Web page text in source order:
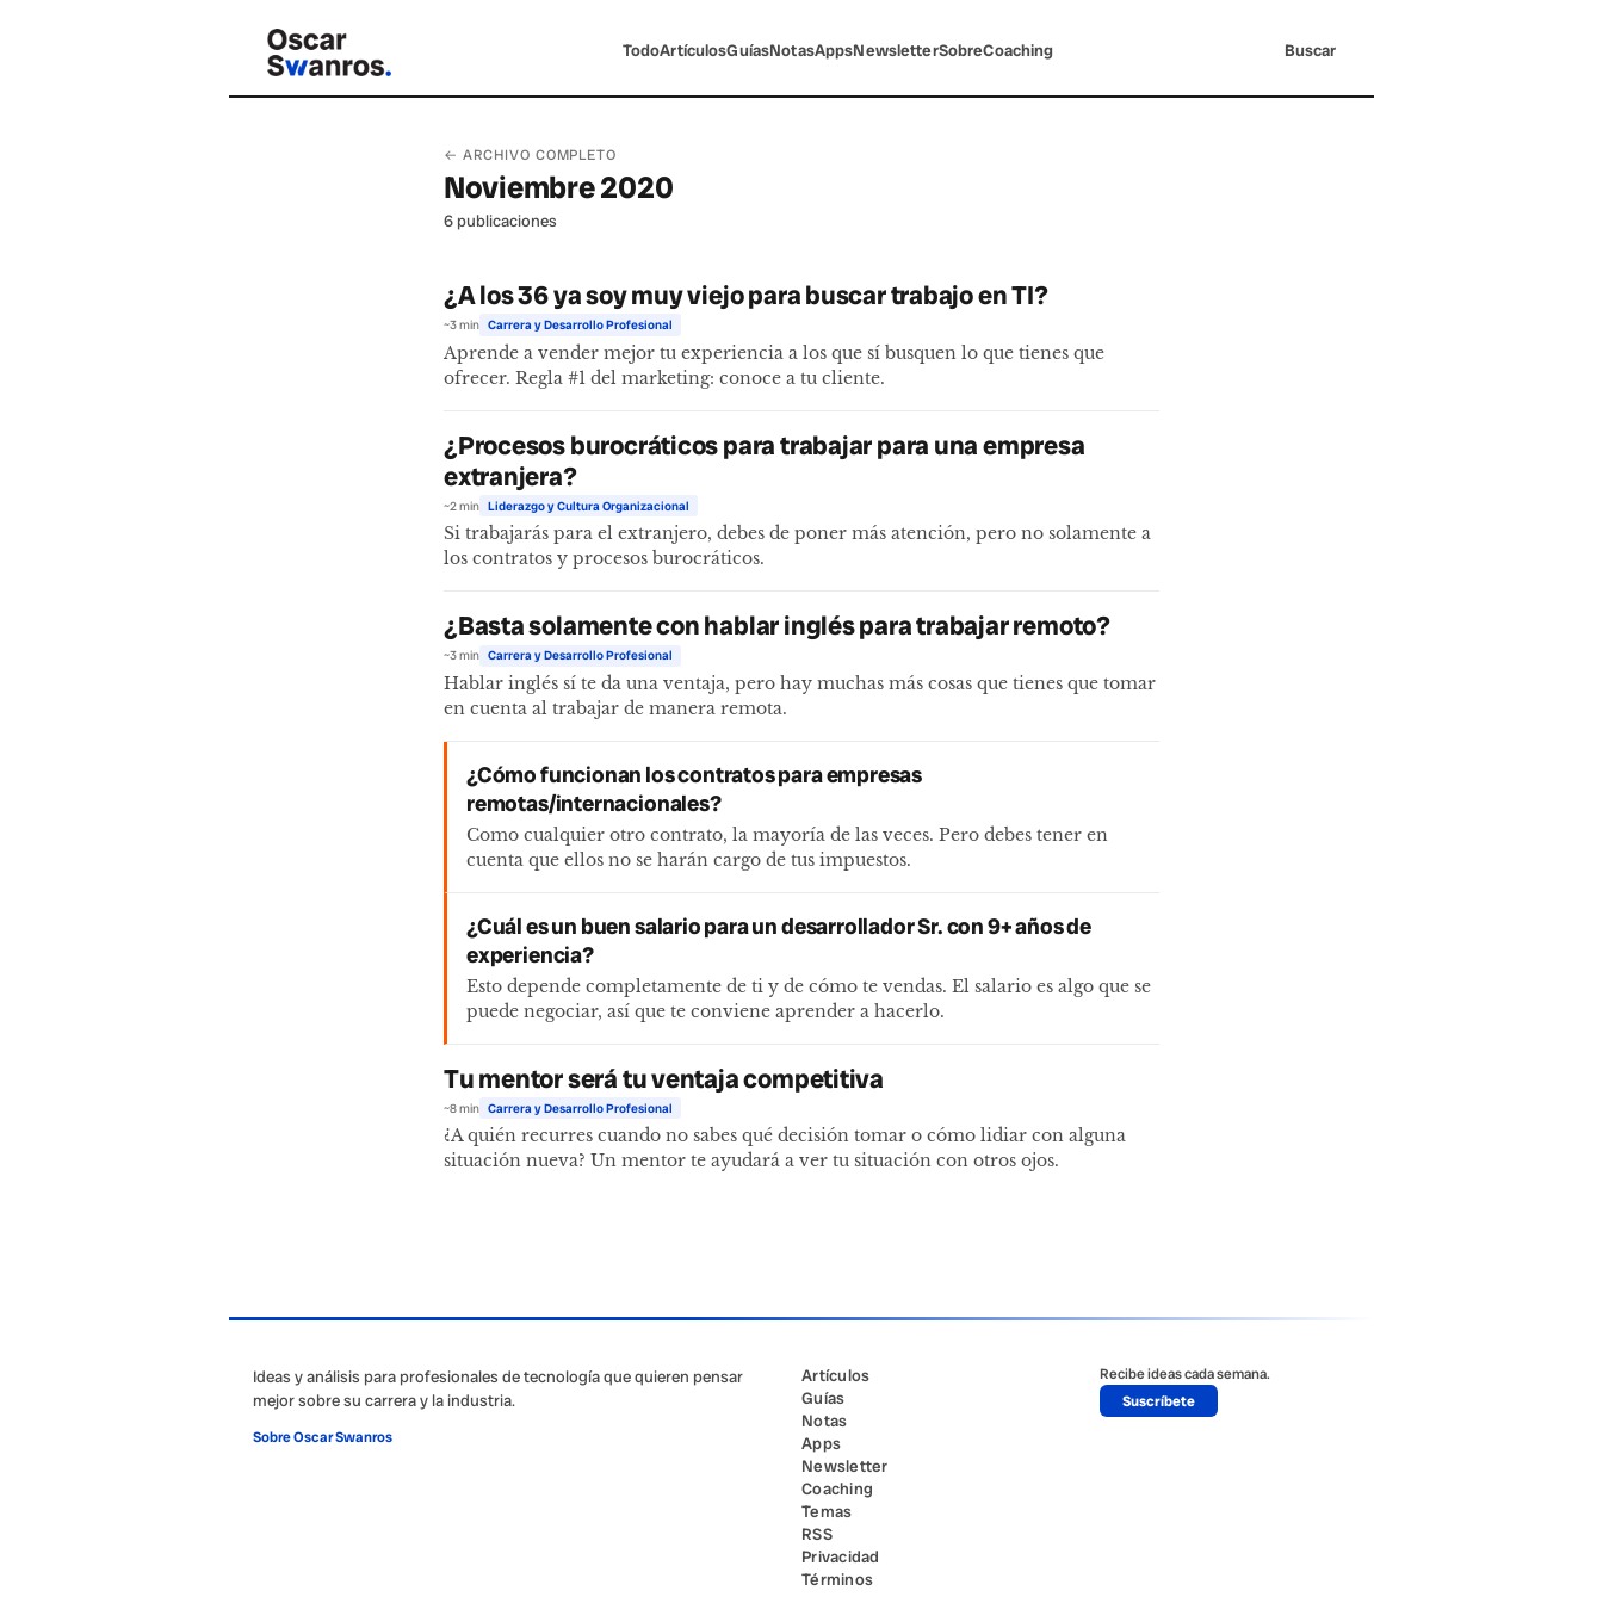
TodoArtículosGuíasNotasAppsNewsletterSobreCoaching Buscar
← ARCHIVO COMPLETO
Noviembre 2020
6 publicaciones
¿A los 36 ya soy muy viejo para buscar trabajo en TI?
~3 min Carrera y Desarrollo Profesional
Aprende a vender mejor tu experiencia a los que sí busquen lo que tienes que
ofrecer. Regla #1 del marketing: conoce a tu cliente.
¿Procesos burocráticos para trabajar para una empresa
extranjera?
~2 min Liderazgo y Cultura Organizacional
Si trabajarás para el extranjero, debes de poner más atención, pero no solamente a
los contratos y procesos burocráticos.
¿Basta solamente con hablar inglés para trabajar remoto?
~3 min Carrera y Desarrollo Profesional
Hablar inglés sí te da una ventaja, pero hay muchas más cosas que tienes que tomar
en cuenta al trabajar de manera remota.
¿Cómo funcionan los contratos para empresas
remotas/internacionales?
Como cualquier otro contrato, la mayoría de las veces. Pero debes tener en
cuenta que ellos no se harán cargo de tus impuestos.
¿Cuál es un buen salario para un desarrollador Sr. con 9+ años de
experiencia?
Esto depende completamente de ti y de cómo te vendas. El salario es algo que se
puede negociar, así que te conviene aprender a hacerlo.
Tu mentor será tu ventaja competitiva
~8 min Carrera y Desarrollo Profesional
¿A quién recurres cuando no sabes qué decisión tomar o cómo lidiar con alguna
situación nueva? Un mentor te ayudará a ver tu situación con otros ojos.
Ideas y análisis para profesionales de tecnología que quieren pensar
mejor sobre su carrera y la industria.
Sobre Oscar Swanros
Artículos
Guías
Notas
Apps
Newsletter
Coaching
Temas
RSS
Privacidad
Términos
Recibe ideas cada semana.
Suscríbete